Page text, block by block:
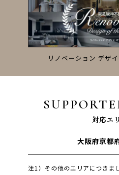
リノベーション デザ
対応エ
大阪府京都
注1）その他のエリアにつきま